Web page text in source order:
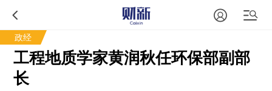
政经
工程地质学家黄润秋任环保部副部
长